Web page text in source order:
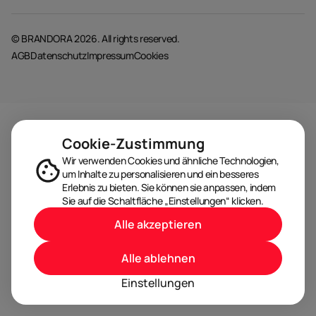
© BRANDORA 2026. All rights reserved.
AGBDatenschutzImpressumCookies
Cookie-Zustimmung
Wir verwenden Cookies und ähnliche Technologien,
um Inhalte zu personalisieren und ein besseres
Erlebnis zu bieten. Sie können sie anpassen, indem
Sie auf die Schaltfläche „Einstellungen“ klicken.
Einstellungen
Alle ablehnen
Alle akzeptieren